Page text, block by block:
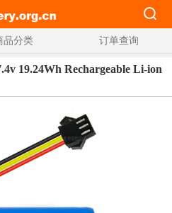
品分类 订单查询
19.24Wh Rechargeable Li-ion